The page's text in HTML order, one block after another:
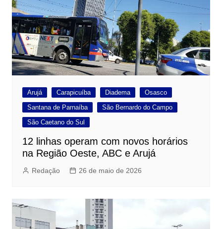
Arujá Carapicuíba Diadema
Osasco
Santana de Parnaíba
São Bernardo do Campo
São Caetano do Sul
12 linhas operam com novos horários
na Região Oeste, ABC e Arujá
Redação 26 de maio de 2026